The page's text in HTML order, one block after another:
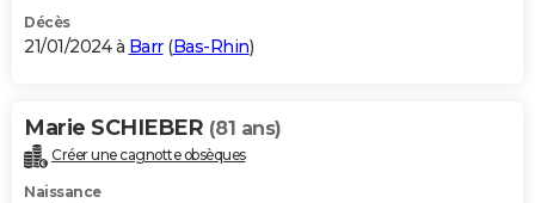
Décès
21/01/2024 à Barr(Bas-Rhin)
Marie SCHIEBER (81 ans)
Créer une cagnotte obsèques
Naissance